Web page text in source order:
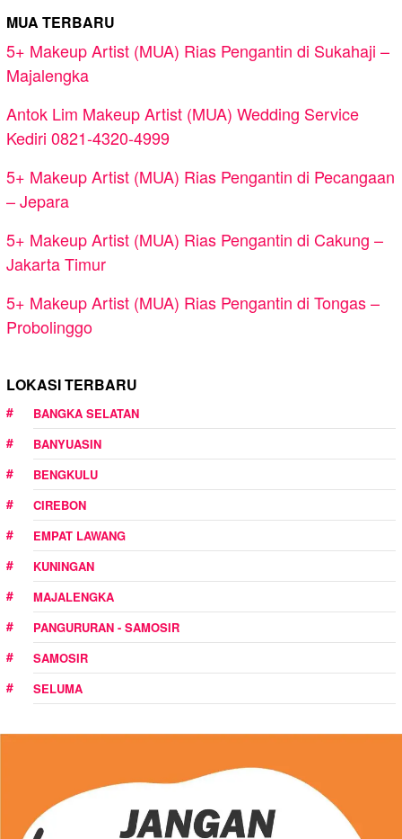
MUA TERBARU
5+ Makeup Artist (MUA) Rias Pengantin di Sukahaji –
Majalengka
Antok Lim Makeup Artist (MUA) Wedding Service
Kediri 0821-4320-4999
5+ Makeup Artist (MUA) Rias Pengantin di Pecangaan
– Jepara
5+ Makeup Artist (MUA) Rias Pengantin di Cakung –
Jakarta Timur
5+ Makeup Artist (MUA) Rias Pengantin di Tongas –
Probolinggo
LOKASI TERBARU
BANGKA SELATAN
BANYUASIN
BENGKULU
CIREBON
EMPAT LAWANG
KUNINGAN
MAJALENGKA
PANGURURAN - SAMOSIR
SAMOSIR
SELUMA